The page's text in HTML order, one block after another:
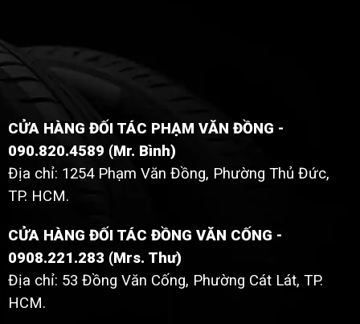
CỬA HÀNG ĐỐI TÁC PHẠM VĂN ĐỒNG -
090.820.4589 (Mr. Bình)
Địa chỉ: 1254 Phạm Văn Đồng, Phường Thủ Đức,
TP. HCM.
CỬA HÀNG ĐỐI TÁC ĐỒNG VĂN CỐNG -
0908.221.283 (Mrs. Thư)
Địa chỉ: 53 Đồng Văn Cống, Phường Cát Lát, TP.
HCM.